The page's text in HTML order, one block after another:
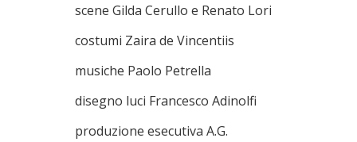
scene Gilda Cerullo e Renato Lori
costumi Zaira de Vincentiis
musiche Paolo Petrella
disegno luci Francesco Adinolfi
produzione esecutiva A.G.